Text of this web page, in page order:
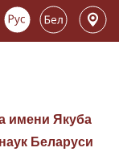
имени Якуба
Беларуси